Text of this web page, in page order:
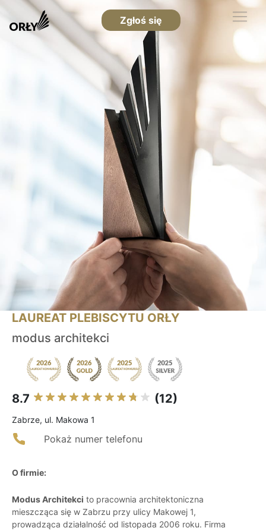
Zgłoś się
LAUREAT PLEBISCYTU ORŁY
modus architekci
8.7 (12)
Zabrze, ul. Makowa 1
Pokaż numer telefonu
O firmie:
Modus Architekci to pracownia architektoniczna
mieszcząca się w Zabrzu przy ulicy Makowej 1,
prowadząca działalność od listopada 2006 roku. Firma